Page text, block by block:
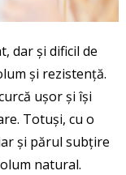
dar și dificil de
și rezistență.
ușor și își
Totuși, cu o
și părul subțire
natural.